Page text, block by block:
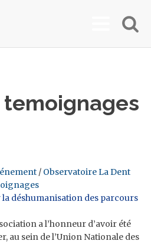
temoignages
/ Observatoire La Dent
déshumanisation des parcours
a l’honneur d’avoir été
au sein de l’Union Nationale des